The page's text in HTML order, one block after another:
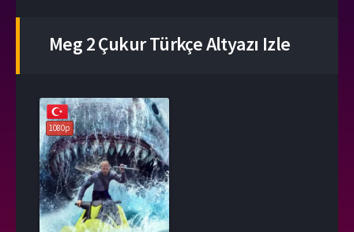
Meg 2 Çukur Türkçe Altyazı Izle
1080p